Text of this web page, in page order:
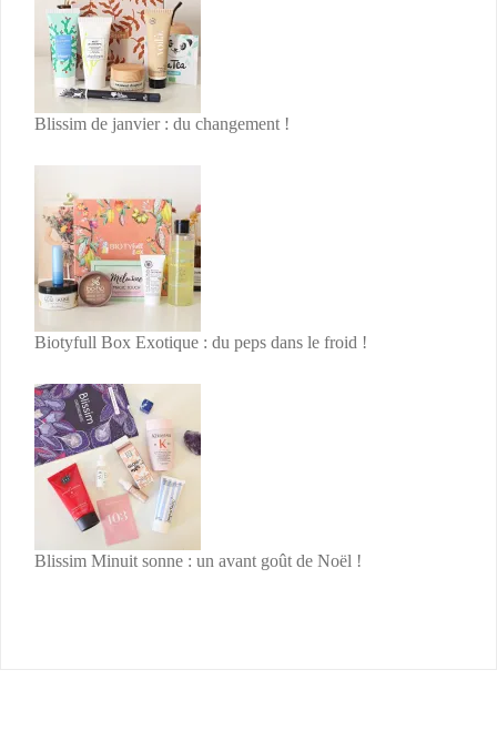
Blissim de janvier : du changement !
Biotyfull Box Exotique : du peps dans le froid !
Blissim Minuit sonne : un avant goût de Noël !